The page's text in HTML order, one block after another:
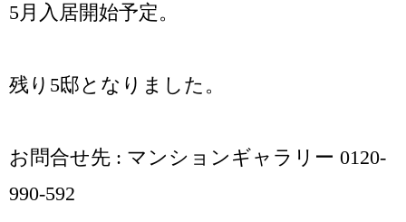
5月入居開始予定。
残り5邸となりました。
お問合せ先 : マンションギャラリー 0120-
990-592